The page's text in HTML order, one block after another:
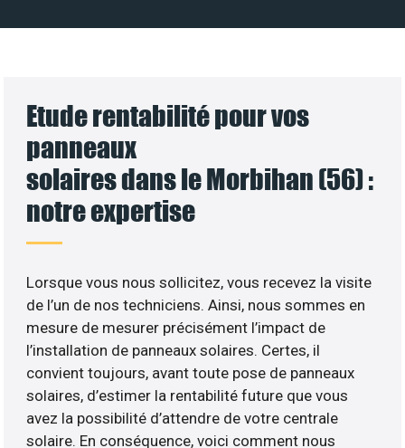
Etude rentabilité pour vos
panneaux
solaires dans le Morbihan (56) :
notre expertise
Lorsque vous nous sollicitez, vous recevez la visite
de l’un de nos techniciens. Ainsi, nous sommes en
mesure de mesurer précisément l’impact de
l’installation de panneaux solaires. Certes, il
convient toujours, avant toute pose de panneaux
solaires, d’estimer la rentabilité future que vous
avez la possibilité d’attendre de votre centrale
solaire. En conséquence, voici comment nous